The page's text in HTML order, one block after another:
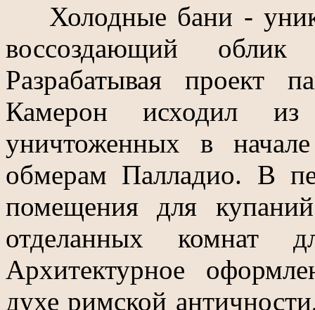
Холодные бани -
воссоздающий
Разрабатывая проект
Камерон исходил из
уничтоженных в
обмерам Палладио. В
помещения для
отделанных комнат
Архитектурное
духе римской